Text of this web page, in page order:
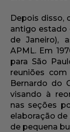
Depois disso,
antigo estado
de Janeiro),
APML. Em
para São
reuniões
Bernardo do
visando à
nas seções
elaboração
de pequena